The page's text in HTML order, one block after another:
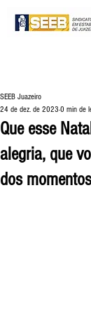
Que esse
alegria, que
dos
SEEB Juazeiro
24 de dez. de 2023 0 min de